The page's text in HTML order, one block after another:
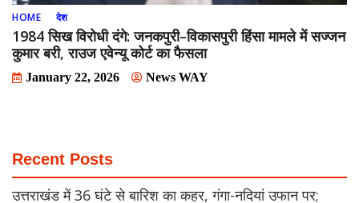
HOME देश
1984 सिख विरोधी दंगे: जनकपुरी–विकासपुरी हिंसा मामले में सज्जन
कुमार बरी, राउज एवेन्यू कोर्ट का फैसला
January 22, 2026 News WAY
Recent Posts
उत्तराखंड में 36 घंटे से बारिश का कहर, गंगा-नदियां उफान पर;